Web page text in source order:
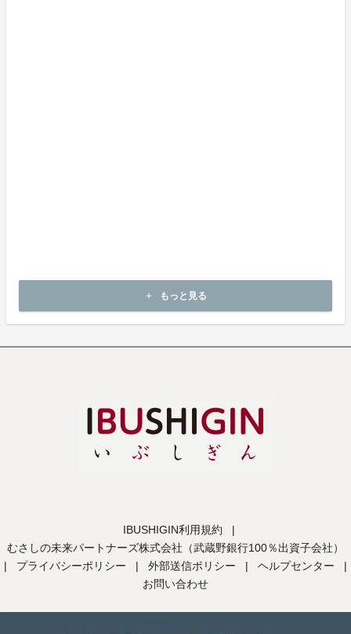
商品到着後14日以内に起案者までご連絡いただいた後、
起案者から対応方法をお客様宛にご連絡致します。
add もっと見る
IBUSHIGIN利用規約
|
むさしの未来パートナーズ株式会社（武蔵野銀行100％出資子会社）
|
プライバシーポリシー | 外部送信ポリシー | ヘルプセンター
|
お問い合わせ